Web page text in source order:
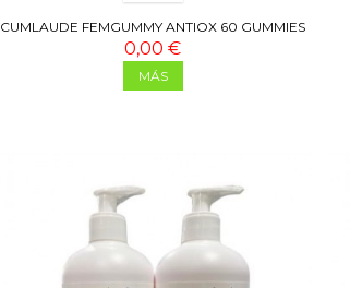
CUMLAUDE FEMGUMMY ANTIOX 60 GUMMIES
0,00 €
MÁS